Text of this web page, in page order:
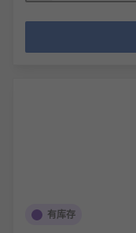
有库存